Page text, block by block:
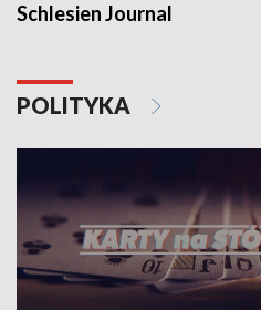
Schlesien Journal
POLITYKA